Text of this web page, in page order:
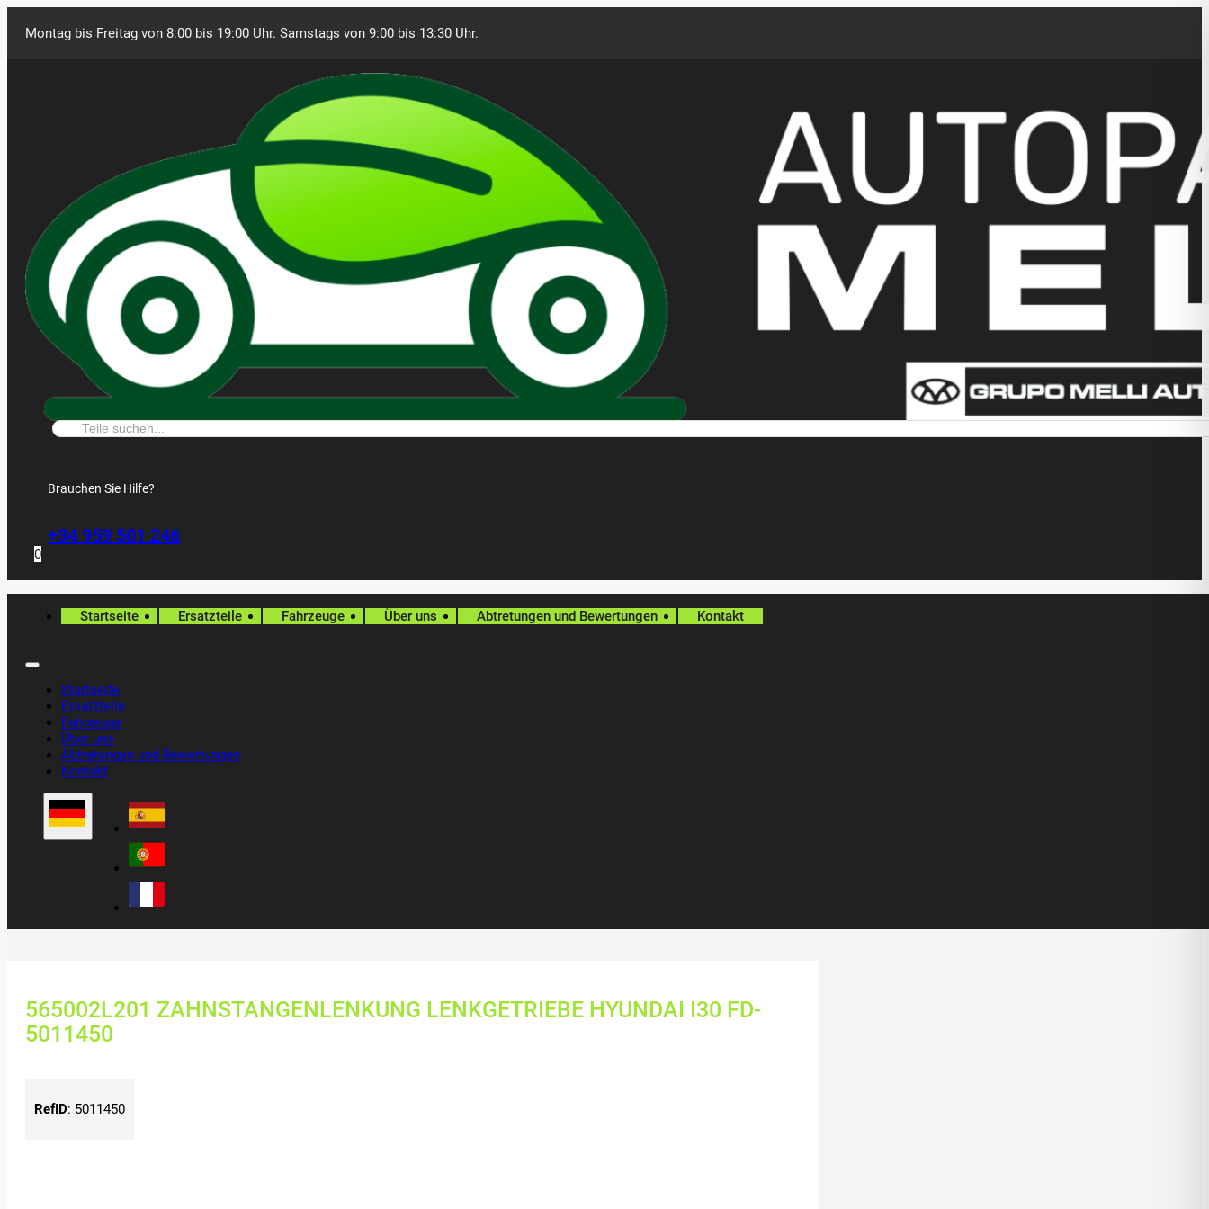
Montag bis Freitag von 8:00 bis 19:00 Uhr. Samstags von 9:00 bis 13:30 Uhr.
Suche:
Brauchen Sie Hilfe?
+34 959 501 246
0
Startseite Ersatzteile Fahrzeuge Über uns Abtretungen und Bewertungen Kontakt
Startseite
Ersatzteile
Fahrzeuge
Über uns
Abtretungen und Bewertungen
Kontakt
565002L201 ZAHNSTANGENLENKUNG LENKGETRIEBE HYUNDAI I30 FD-
5011450
RefID: 5011450